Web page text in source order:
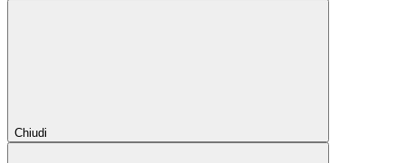
Chiudi